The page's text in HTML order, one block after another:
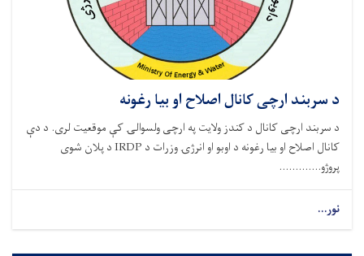
د سربند ارچی کانال اصلاح او بیا رغونه
د سربند ارچی کانال د کندز ولایت په ارچی ولسوالۍ کې موقعیت لری. د دې
کانال اصلاح او بیا رغونه د اوبو او انرژۍ وزرات د IRDP د پلان شوی
پروژو.............
نور...